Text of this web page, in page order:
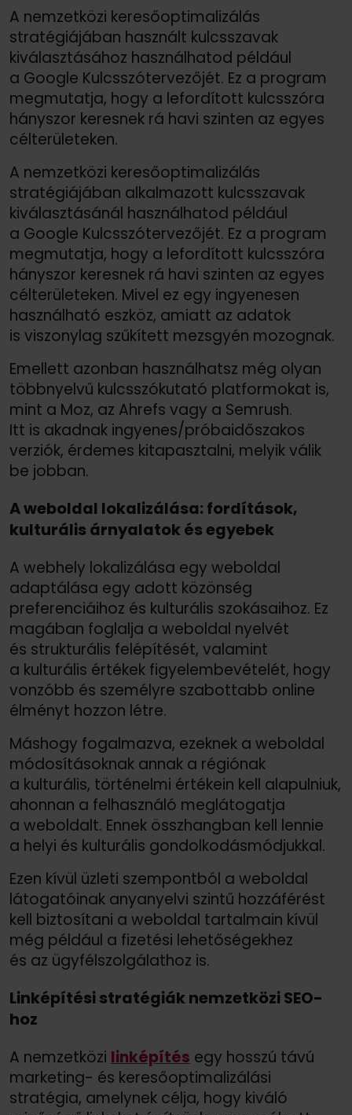
A nemzetközi keresőoptimalizálás
stratégiájában használt kulcsszavak
kiválasztásához használhatod például
a Google Kulcsszótervezőjét. Ez a program
megmutatja, hogy a lefordított kulcsszóra
hányszor keresnek rá havi szinten az egyes
célterületeken.
A nemzetközi keresőoptimalizálás
stratégiájában alkalmazott kulcsszavak
kiválasztásánál használhatod például
a Google Kulcsszótervezőjét. Ez a program
megmutatja, hogy a lefordított kulcsszóra
hányszor keresnek rá havi szinten az egyes
célterületeken. Mivel ez egy ingyenesen
használható eszköz, amiatt az adatok
is viszonylag szűkített mezsgyén mozognak.
Emellett azonban használhatsz még olyan
többnyelvű kulcsszókutató platformokat is,
mint a Moz, az Ahrefs vagy a Semrush.
Itt is akadnak ingyenes/próbaidőszakos
verziók, érdemes kitapasztalni, melyik válik
be jobban.
A weboldal lokalizálása: fordítások,
kulturális árnyalatok és egyebek
A webhely lokalizálása egy weboldal
adaptálása egy adott közönség
preferenciáihoz és kulturális szokásaihoz. Ez
magában foglalja a weboldal nyelvét
és strukturális felépítését, valamint
a kulturális értékek figyelembevételét, hogy
vonzóbb és személyre szabottabb online
élményt hozzon létre.
Máshogy fogalmazva, ezeknek a weboldal
módosításoknak annak a régiónak
a kulturális, történelmi értékein kell alapulniuk,
ahonnan a felhasználó meglátogatja
a weboldalt. Ennek összhangban kell lennie
a helyi és kulturális gondolkodásmódjukkal.
Ezen kívül üzleti szempontból a weboldal
látogatóinak anyanyelvi szintű hozzáférést
kell biztosítani a weboldal tartalmain kívül
még például a fizetési lehetőségekhez
és az ügyfélszolgálathoz is.
Linképítési stratégiák nemzetközi SEO-
hoz
A nemzetközi linképítés egy hosszú távú
marketing- és keresőoptimalizálási
stratégia, amelynek célja, hogy kiváló